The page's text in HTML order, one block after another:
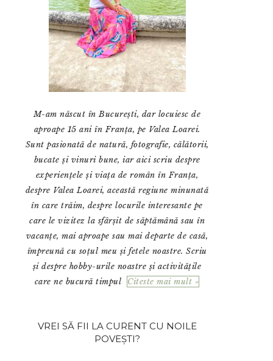
M-am născut în București, dar locuiesc de
aproape 15 ani în Franța, pe Valea Loarei.
Sunt pasionată de natură, fotografie, călătorii,
bucate și vinuri bune, iar aici scriu despre
experiențele și viața de român în Franța,
despre Valea Loarei, această regiune minunată
în care trăim, despre locurile interesante pe
care le vizitez la sfârșit de săptămână sau în
vacanțe, mai aproape sau mai departe de casă,
împreună cu soțul meu și fetele noastre. Scriu
și despre hobby-urile noastre și activitățile
care ne bucură timpul Citeste mai mult »
VREI SĂ FII LA CURENT CU NOILE
POVEȘTI?